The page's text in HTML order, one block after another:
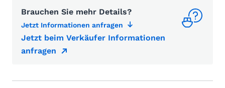
Brauchen Sie mehr Details?
Jetzt Informationen anfragen
Jetzt beim Verkäufer Informationen
anfragen